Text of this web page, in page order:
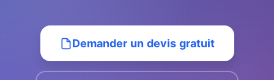
Demander un devis gratuit